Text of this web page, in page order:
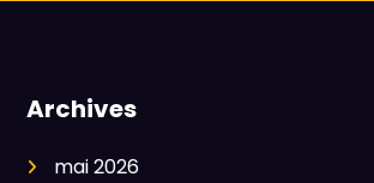
Archives
mai 2026